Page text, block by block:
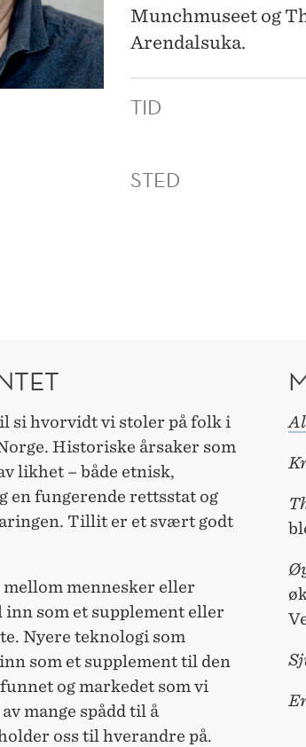
Munchmuseet og
Arendalsuka.
TID
STED
si hvorvidt vi stoler på folk i
Historiske årsaker som
likhet – både etnisk,
en fungerende rettsstat og
Tillit er et svært godt
mennesker eller
som et supplement eller
Nyere teknologi som
som et supplement til den
og markedet som vi
mange spådd til å
oss til hverandre på.